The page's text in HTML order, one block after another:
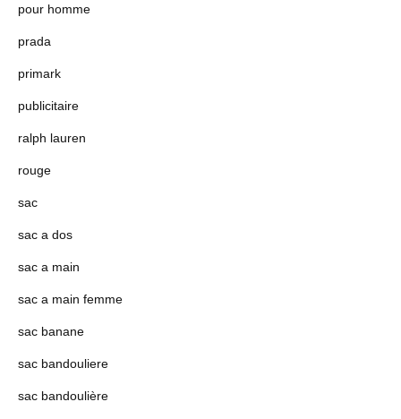
pour homme
prada
primark
publicitaire
ralph lauren
rouge
sac
sac a dos
sac a main
sac a main femme
sac banane
sac bandouliere
sac bandoulière